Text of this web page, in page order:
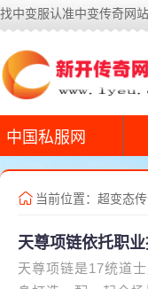
找中变服认准中变传奇网
中国私服网
当前位置： 超变态
天尊项链依托职
天尊项链是17统道